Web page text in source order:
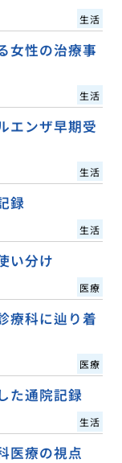
生活
女性の治療事
生活
エンザ早期受
生活
録
生活
い分け
医療
療科に辿り着
医療
た通院記録
生活
医療の視点